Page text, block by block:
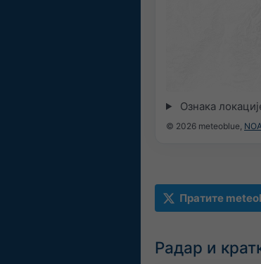
Ознака
© 2026 meteoblue,
Пратите
Радар и